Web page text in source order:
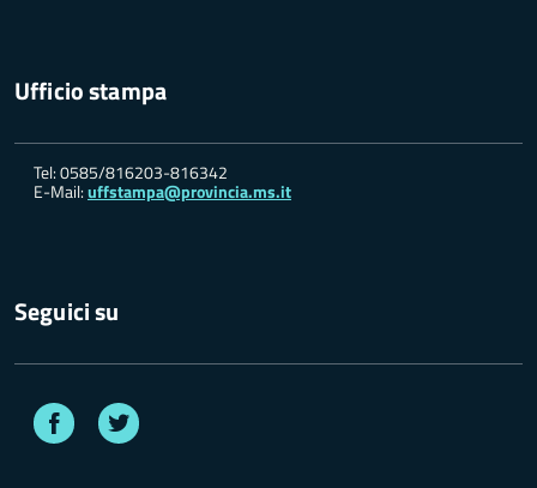
Ufficio stampa
Tel: 0585/816203-816342
E-Mail:uffstampa@provincia.ms.it
Seguici su
Facebook